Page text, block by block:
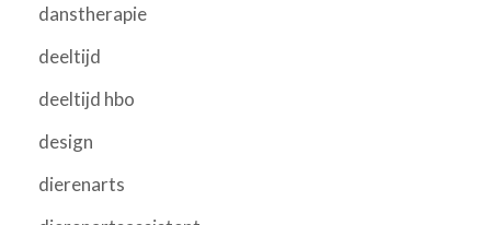
danstherapie
deeltijd
deeltijd hbo
design
dierenarts